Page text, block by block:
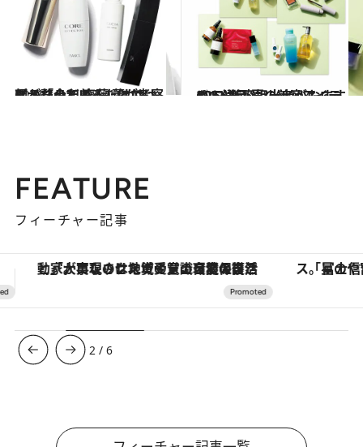
2021.1.2
顔が整っているだけではダメなのだ 齋藤 薫が考察する「令和美人」とは
ビューティ＆ヘルス 2021.6.20
CREA美容担当者がおすすめ＆注目 夏の美容アイテム12選♡
ビューティ＆ヘルス
FEATURE
フィーチャー記事
「星のや富士」でデジタルデトックス。冨士信仰の歴史を辿り、心身を調える。 【銀座で出合う最旬美容】美髪ケアや上質
3 /6